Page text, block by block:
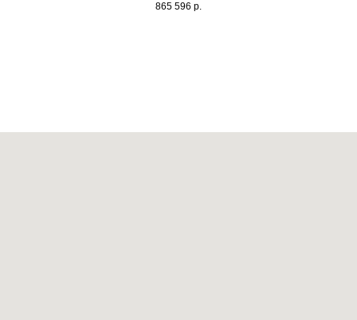
865 596 р.